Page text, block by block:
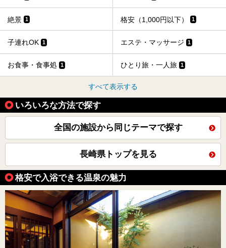
絶景 1 格安（1,000円以下） 1
子連れOK 1 エステ・マッサージ 1
お食事・食事処 1 ひとり旅・一人旅 1
すべて表示する
いろいろな方法で探す
全国の施設から同じテーマで探す
長崎県トップを見る
格安で入浴できる温泉の魅力